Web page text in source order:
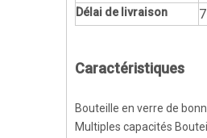
Délai de livraison
Caractéristiques
Bouteille en verre de
Multiples capacités